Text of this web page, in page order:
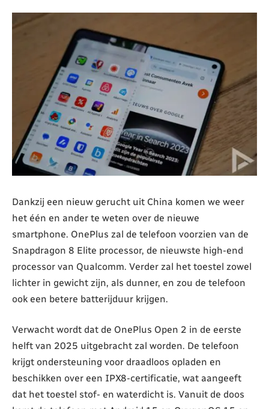
Dankzij een nieuw gerucht uit China komen we weer
het één en ander te weten over de nieuwe
smartphone. OnePlus zal de telefoon voorzien van de
Snapdragon 8 Elite processor, de nieuwste high-end
processor van Qualcomm. Verder zal het toestel zowel
lichter in gewicht zijn, als dunner, en zou de telefoon
ook een betere batterijduur krijgen.
Verwacht wordt dat de OnePlus Open 2 in de eerste
helft van 2025 uitgebracht zal worden. De telefoon
krijgt ondersteuning voor draadloos opladen en
beschikken over een IPX8-certificatie, wat aangeeft
dat het toestel stof- en waterdicht is. Vanuit de doos